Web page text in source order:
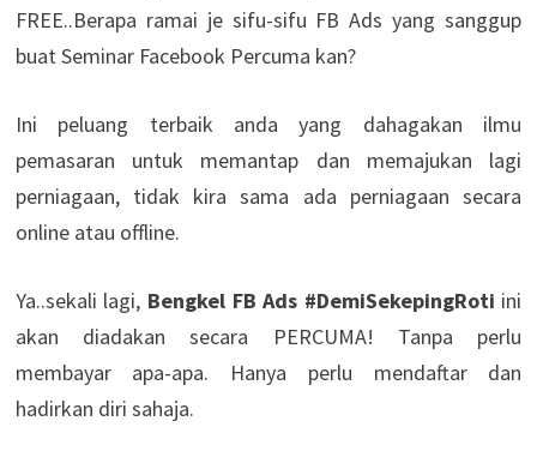
FREE..Berapa ramai je sifu-sifu FB Ads yang sanggup
buat Seminar Facebook Percuma kan?
Ini peluang terbaik anda yang dahagakan ilmu
pemasaran untuk memantap dan memajukan lagi
perniagaan, tidak kira sama ada perniagaan secara
online atau offline.
Ya..sekali lagi, Bengkel FB Ads #DemiSekepingRoti ini
akan diadakan secara PERCUMA! Tanpa perlu
membayar apa-apa. Hanya perlu mendaftar dan
hadirkan diri sahaja.